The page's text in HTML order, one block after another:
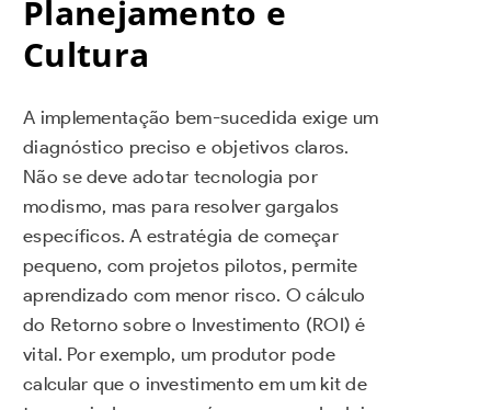
Planejamento e
Cultura
A implementação bem-sucedida exige um
diagnóstico preciso e objetivos claros.
Não se deve adotar tecnologia por
modismo, mas para resolver gargalos
específicos. A estratégia de começar
pequeno, com projetos pilotos, permite
aprendizado com menor risco. O cálculo
do Retorno sobre o Investimento (ROI) é
vital. Por exemplo, um produtor pode
calcular que o investimento em um kit de